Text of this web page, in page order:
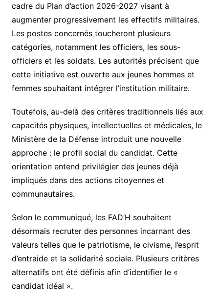
cadre du Plan d’action 2026-2027 visant à
augmenter progressivement les effectifs militaires.
Les postes concernés toucheront plusieurs
catégories, notamment les officiers, les sous-
officiers et les soldats. Les autorités précisent que
cette initiative est ouverte aux jeunes hommes et
femmes souhaitant intégrer l’institution militaire.
Toutefois, au-delà des critères traditionnels liés aux
capacités physiques, intellectuelles et médicales, le
Ministère de la Défense introduit une nouvelle
approche : le profil social du candidat. Cette
orientation entend privilégier des jeunes déjà
impliqués dans des actions citoyennes et
communautaires.
Selon le communiqué, les FAD’H souhaitent
désormais recruter des personnes incarnant des
valeurs telles que le patriotisme, le civisme, l’esprit
d’entraide et la solidarité sociale. Plusieurs critères
alternatifs ont été définis afin d’identifier le «
candidat idéal ».